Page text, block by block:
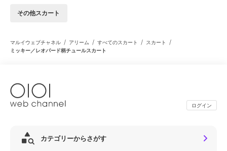
その他スカート
マルイウェブチャネル / アリーム / すべてのスカート / スカート /
ミッキー／レオパード柄チュールスカート
ログイン
カテゴリーからさがす